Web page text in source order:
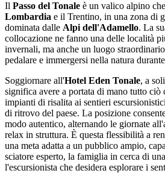
Il Passo del Tonale è un valico alpino
Lombardia e il Trentino, in una zona di
dominata dalle Alpi dell'Adamello. La
collocazione ne fanno una delle località
invernali, ma anche un luogo
pedalare e immergersi nella natura
Soggiornare all'Hotel Eden Tonale, a
significa avere a portata di mano tutto ciò
impianti di risalita ai sentieri
di ritrovo del paese. La posizione
modo autentico, alternando le giornate
relax in struttura. È questa flessibilità a
una meta adatta a un pubblico ampio,
sciatore esperto, la famiglia in cerca di
l'escursionista che desidera esplorare i